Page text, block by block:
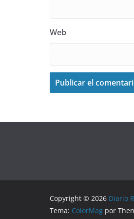
Web
Copyright © 2026 Diario
Tema: ColorMag por